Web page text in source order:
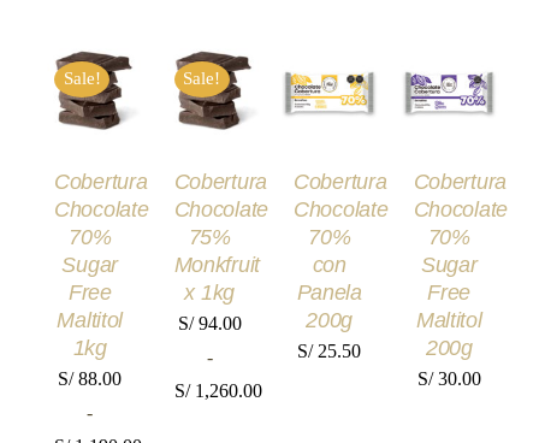
de
precios:
desde
hasta
precios:
desde
S/ 84.00
S/ 1,120.00
precios:
hasta
desde
S/ 1,120.00
Sale!
SELECCIONAR
OPCIONES
ESTE
PRODUCTO
VARIANTES.
LAS
OPCIONES
SE
PUEDEN
ELEGIR
EN
LA
PÁGINA
DE
/
DETALLES
Cobertura
Chocolate
70%
Sugar
Free
Maltitol
1kg
S/88.00
-
Sale!
SELECCIONAR
OPCIONES
ESTE
PRODUCTO
VARIANTES.
LAS
OPCIONES
PUEDEN
ELEGIR
EN
PÁGINA
DE
PRODUCTO
/
DETALLES
Cobertura
Chocolate
75%
Monkfruit
x 1kg
S/94.00
-
S/1,260.00
CARRITO
/
Cobertura
Chocolate
70%
con
Panela
200g
S/25.50
CARRITO
/
Cobertura
Chocolate
70%
Sugar
Free
Maltitol
200g
S/30.00